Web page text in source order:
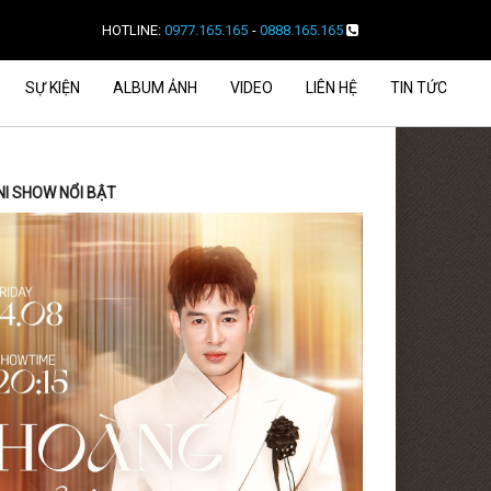
HOTLINE: 0977.165.165 - 0888.165.165
SỰ KIỆN ALBUM ẢNH VIDEO LIÊN HỆ TIN TỨC
SHOW NỔI BẬT